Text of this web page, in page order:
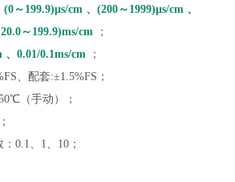
(0～199.9)μs/cm 、(200～1999)μs/cm 、
～199.9)ms/cm
；
、0.01/0.1ms/cm
；
、配套:±1.5%FS；
（手动）；
；
0.1、1、10；